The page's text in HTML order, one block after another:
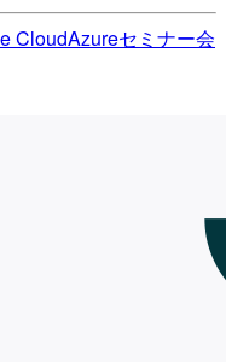
CloudAzureセミナー会